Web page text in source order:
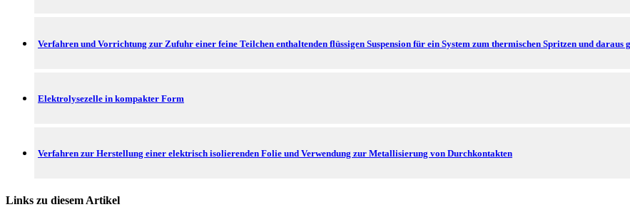
Verfahren und Vorrichtung zur Zufuhr einer feine Teilchen enthaltenden flüssigen Suspension für ein System zum thermischen Spritzen und daraus
Elektrolysezelle in kompakter Form
Verfahren zur Herstellung einer elektrisch isolierenden Folie und Verwendung zur Metallisierung von Durchkontakten
Links zu diesem Artikel